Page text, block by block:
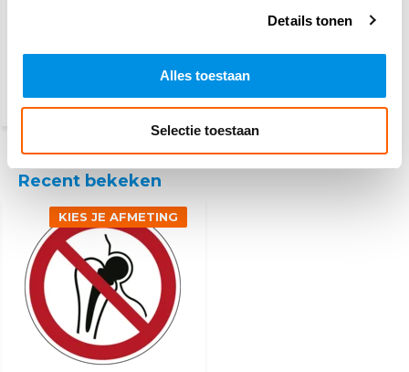
Details tonen
Alles toestaan
Selectie toestaan
Recent bekeken
KIES JE AFMETING